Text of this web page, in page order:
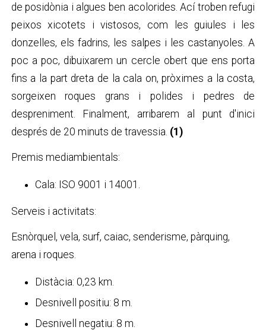
de posidònia i algues ben acolorides. Ací troben refugi
peixos xicotets i vistosos, com les guiules i les
donzelles, els fadrins, les salpes i les castanyoles. A
poc a poc, dibuixarem un cercle obert que ens porta
fins a la part dreta de la cala on, pròximes a la costa,
sorgeixen roques grans i polides i pedres de
despreniment. Finalment, arribarem al punt d'inici
després de 20 minuts de travessia. (1)
Premis mediambientals:
Cala: ISO 9001 i 14001.
Serveis i activitats:
Esnòrquel, vela, surf, caiac, senderisme, pàrquing,
arena i roques.
Distàcia: 0,23 km.
Desnivell positiu: 8 m.
Desnivell negatiu: 8 m.